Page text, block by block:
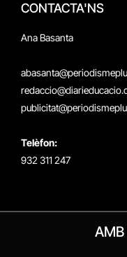
CONTACTA'NS
Ana Basanta
Telèfon:
932 311 247
AMB